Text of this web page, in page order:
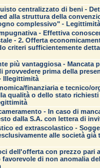
centralizzato di beni -
alla struttura della
complessivo" - Legittimità
- Effettiva
- 2. Offerta
criteri sufficientemente
più vantaggiosa - Mancata
provvedere prima della
Illegittimità
finanziaria e tecnico/
qualità o dello stato
- In caso di
dalla S.A. con lettera di
ed extrascolastico -
alle società
dell'offerta con prezzo
di non anomalia